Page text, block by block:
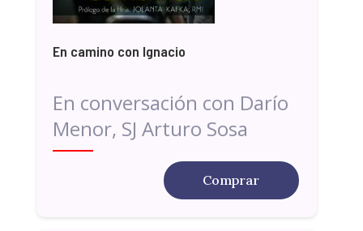
En camino con Ignacio
En conversación con Darío
Menor, SJ Arturo Sosa
Comprar